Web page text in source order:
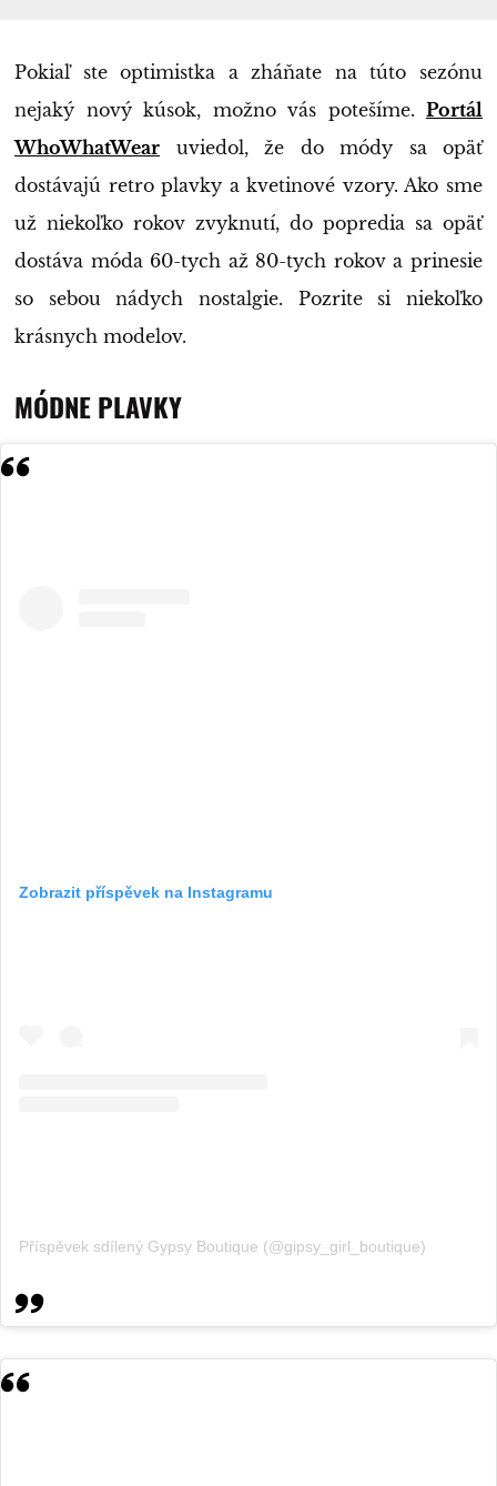
Pokiaľ ste optimistka a zháňate na túto sezónu
nejaký nový kúsok, možno vás potešíme. Portál
WhoWhatWear uviedol, že do módy sa opäť
dostávajú retro plavky a kvetinové vzory. Ako sme
už niekoľko rokov zvyknutí, do popredia sa opäť
dostáva móda 60-tych až 80-tych rokov a prinesie
so sebou nádych nostalgie. Pozrite si niekoľko
krásnych modelov.
MÓDNE PLAVKY
Zobrazit příspěvek na Instagramu
Příspěvek sdílený Gypsy Boutique (@gipsy_girl_boutique)